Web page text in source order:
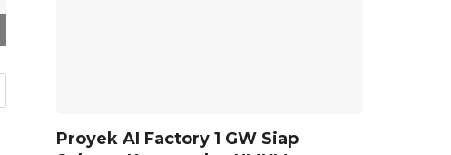
Proyek AI Factory 1 GW Siap